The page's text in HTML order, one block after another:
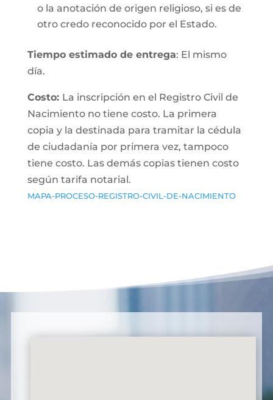
o la anotación de origen religioso, si es de
otro credo reconocido por el Estado.
Tiempo estimado de entrega: El mismo
día.
Costo: La inscripción en el Registro Civil de
Nacimiento no tiene costo. La primera
copia y la destinada para tramitar la cédula
de ciudadanía por primera vez, tampoco
tiene costo. Las demás copias tienen costo
según tarifa notarial.
MAPA-PROCESO-REGISTRO-CIVIL-DE-NACIMIENTO